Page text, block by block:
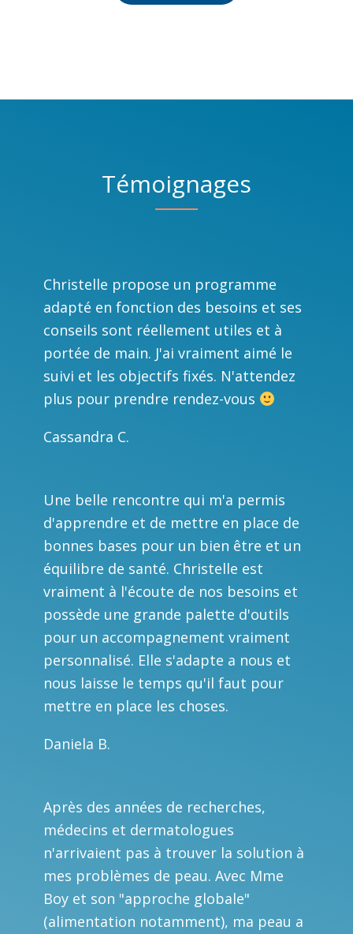
Témoignages
Christelle propose un programme
adapté en fonction des besoins et ses
conseils sont réellement utiles et à
portée de main. J'ai vraiment aimé le
suivi et les objectifs fixés. N'attendez
plus pour prendre rendez-vous
Cassandra C.
Une belle rencontre qui m'a permis
d'apprendre et de mettre en place de
bonnes bases pour un bien être et un
équilibre de santé. Christelle est
vraiment à l'écoute de nos besoins et
possède une grande palette d'outils
pour un accompagnement vraiment
personnalisé. Elle s'adapte a nous et
nous laisse le temps qu'il faut pour
mettre en place les choses.
Daniela B.
Après des années de recherches,
médecins et dermatologues
n'arrivaient pas à trouver la solution à
mes problèmes de peau. Avec Mme
Boy et son "approche globale"
(alimentation notamment), ma peau a